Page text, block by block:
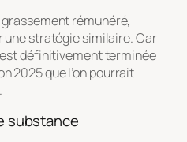
rémunéré,
une stratégie similaire. Car
définitivement terminée
2025 que l’on pourrait
substance